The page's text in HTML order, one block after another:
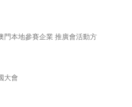
門本地參賽企業 推廣會活動方
大會